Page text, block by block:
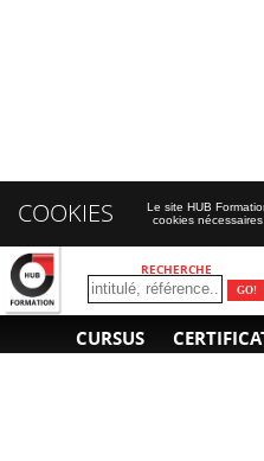
RECHERCHE
CURSUS
COOKIES
Le site HUB
cookies